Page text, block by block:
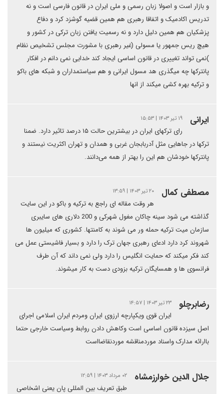
و بازار است و اصولا زبان رسمی و ملی ایران در قانون فارسی است و نه
تدریس اکادمیک و اتفاقا رهبری هم همین قضیه گوشزد کرد و دفاع
پزشکیان هم همین دلیل دارد و نه رسمیت یافتن زبان ترکی در کشور و
هیچ ریس جمهور یا مسولی (غیر رهبری با مشورت مجلس تشخیص نظام
)نمی تواند تغییری در قانون اساسی ایجاد کند خدایی نمی دانم در افکار
پانترکها چه میگذری هد مسول ایرانی و هم سیاستمداران و شبکه های باکو
و ترکیه بهره کشی میکند از انها
ایرانی ۱۹ تیر ۱۴۰۳ | ۱۵:۵۳
رای ترکهای ایران در بیشترین حالت ۱۵ درصد تاثیر دارد. ضمنا
ترکها در جاهایی مثل آدربابجان غربی و همدان و تهران اکثریت نیستند‌ و
پانترکها خودشان هم این را بهتر از همه می‌دانند.
مصطفی کمال ۲۰ تیر ۱۴۰۳ | ۱۳:۵۹
هر وقت مقاله ای راجع به ترکیه و باکو در این سایت
گذاشته می شود سینه چاکان مغول شهرکی و 200 دلاری های سایبری
سازمان میت ترکیه حمله ور می شوند به کامنتها. کشوری که میلیون ها
شهروند کرد دارد ادعای رهبری جهان ترک را دارد و بسیار فاشیستی عمل می
کند فکر میکند که حمایت انگلیس را دارد ولی نمی داند که آن طرف
فرانسوی ها و همسایگان ترکیه بزودی دست به کار میشوند.
رضابرچلو ۲۳ تیر ۱۴۰۳ | ۱۴:۵۷
ایران قوی ویکپارچه ارزوی ایران ومردم ایران اسلامی اجرای
اصل سیزده قانون اساسی است وکاهش دادن روابط وسیاست خارجی حتما
باارائه مدارک واسناد موردمناقشه موردنقاضااست
جلال الدین خوارزمشاه ۰۲ مرداد ۱۴۰۳ | ۱۲:۵۹
طبق تعریف بین المللی پان یعنی اشخاصی